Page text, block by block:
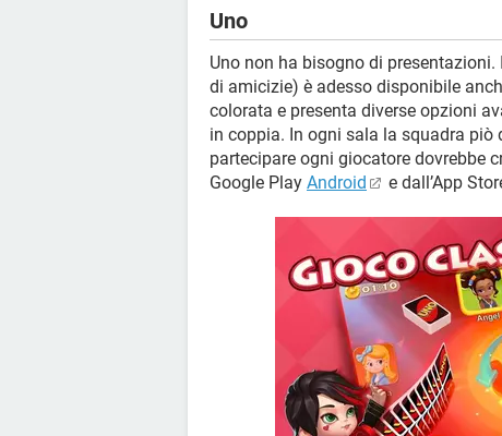
Uno
Uno non ha bisogno di
di amicizie) è adesso disponibile
colorata e presenta diverse opzioni
in coppia. In ogni sala la squadra piò
partecipare ogni giocatore dovrebbe
Google Play Android e dall’App